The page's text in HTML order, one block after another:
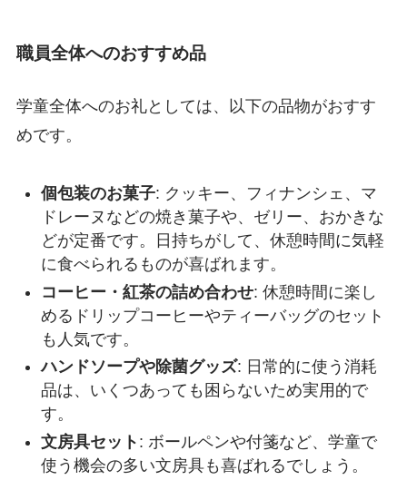
職員全体へのおすすめ品
学童全体へのお礼としては、以下の品物がおすす
めです。
個包装のお菓子: クッキー、フィナンシェ、マ
ドレーヌなどの焼き菓子や、ゼリー、おかきな
どが定番です。日持ちがして、休憩時間に気軽
に食べられるものが喜ばれます。
コーヒー・紅茶の詰め合わせ: 休憩時間に楽し
めるドリップコーヒーやティーバッグのセット
も人気です。
ハンドソープや除菌グッズ: 日常的に使う消耗
品は、いくつあっても困らないため実用的で
す。
文房具セット : ボールペンや付箋など、学童で
使う機会の多い文房具も喜ばれるでしょう。